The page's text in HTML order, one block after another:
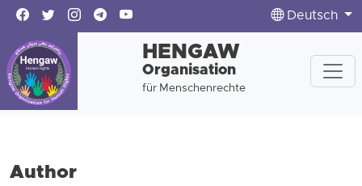
Deutsch
HENGAW
Organisation
für Menschenrechte
Author